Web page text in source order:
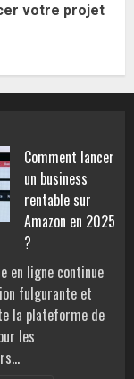
votre projet
Comment lancer
un business
rentable sur
Amazon en 2025
?
en ligne continue
fulgurante et
la plateforme de
les